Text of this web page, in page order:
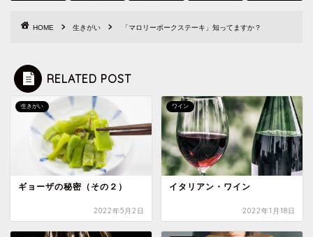
HOME 生きがい 「マロリーポークステーキ」知ってますか？
RELATED POST
生きがい
ギョーザの秘密（その２）
2022年5月2日
ワイン
イタリアン・ワイン
2022年1月18日